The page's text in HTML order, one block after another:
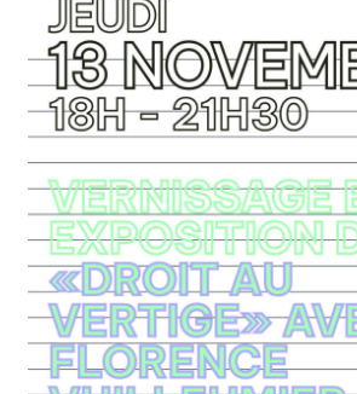
diffusion/librairies
manuscrits